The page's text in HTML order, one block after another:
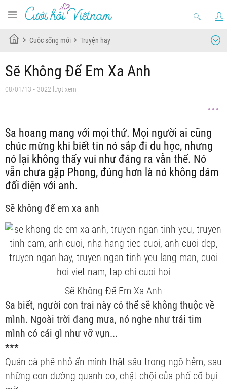
Cuộc sống mới Truyện hay
Sẽ Không Để Em Xa Anh
08/01/13 • 3022 lượt xem
Sa hoang mang với mọi thứ. Mọi người ai cũng
chúc mừng khi biết tin nó sắp đi du học, nhưng
nó lại không thấy vui như đáng ra vẫn thế. Nó
vẫn chưa gặp Phong, đúng hơn là nó không dám
đối diện với anh.
Sẽ không để em xa anh
Sẽ Không Để Em Xa Anh
Sa biết, người con trai này có thể sẽ không thuộc về
mình. Ngoài trời đang mưa, nó nghe như trái tim
mình có cái gì như vỡ vụn...
***
Quán cà phê nhỏ ẩn mình thật sâu trong ngõ hẻm, sau
những con đường quanh co, chật chội của phố cổ bụi